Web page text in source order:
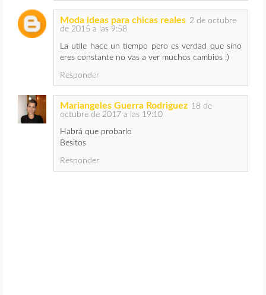
Moda ideas para chicas reales 2 de octubre
de 2015 a las 9:58
La utile hace un tiempo pero es verdad que sino
eres constante no vas a ver muchos cambios :)
Responder
Mariangeles Guerra Rodriguez 18 de
octubre de 2017 a las 19:10
Habrá que probarlo
Besitos
Responder